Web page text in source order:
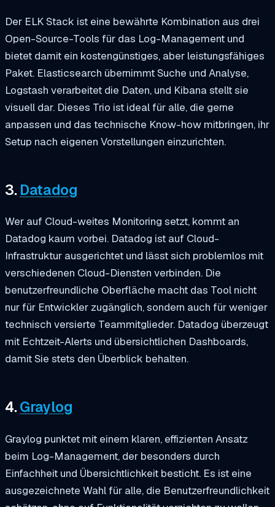
Der ELK Stack ist eine bewährte Kombination aus drei
Open-Source-Tools für das Log-Management und
bietet damit ein kostengünstiges, aber leistungsfähiges
Paket. Elasticsearch übernimmt Suche und Analyse,
Logstash verarbeitet die Daten, und Kibana stellt sie
visuell dar. Dieses Trio ist ideal für alle, die gerne
anpassen und das technische Know-how mitbringen, ihr
Setup nach eigenen Vorstellungen einzurichten.
3. Datadog
Wer auf Cloud-weites Monitoring setzt, kommt an
Datadog kaum vorbei. Datadog ist auf Cloud-
Infrastruktur ausgerichtet und lässt sich problemlos mit
verschiedenen Cloud-Diensten verbinden. Die
benutzerfreundliche Oberfläche macht das Tool nicht
nur für Entwickler zugänglich, sondern auch für weniger
technisch versierte Teammitglieder. Datadog überzeugt
mit Echtzeit-Alerts und übersichtlichen Dashboards,
damit Sie stets den Überblick behalten.
4. Graylog
Graylog punktet mit einem klaren, effizienten Ansatz
beim Log-Management, der besonders durch
Einfachheit und Übersichtlichkeit besticht. Es ist eine
ausgezeichnete Wahl für alle, die Benutzerfreundlichkeit